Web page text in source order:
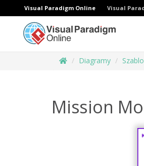
Visual Paradigm Online Visual
Diagramy
Mission